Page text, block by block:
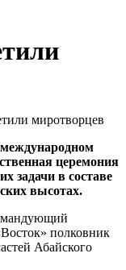
церемония
задачи в составе
высотах.
полковник
Абайского